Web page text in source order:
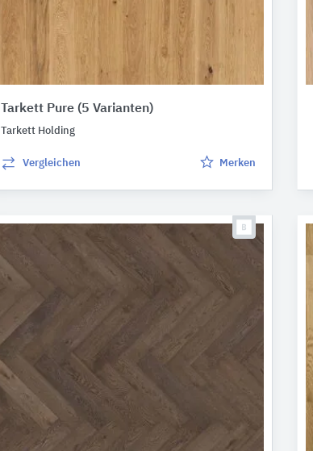
Tarkett Pure (5 Varianten)
Tarkett Holding
Vergleichen Merken